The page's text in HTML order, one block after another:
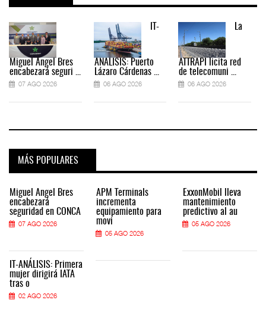
Miguel Ángel Bres
encabezará seguri ...
07 AGO 2026
IT-
ANÁLISIS: Puerto
Lázaro Cárdenas ...
06 AGO 2026
La
ATTRAPI licita red
de telecomuni ...
06 AGO 2026
MÁS POPULARES
Miguel Ángel Bres
encabezará
seguridad en CONCA
07 AGO 2026
IT-ANÁLISIS: Primera
mujer dirigirá IATA
tras o
02 AGO 2026
APM Terminals
incrementa
equipamiento para
movi
05 AGO 2026
ExxonMobil lleva
mantenimiento
predictivo al au
05 AGO 2026